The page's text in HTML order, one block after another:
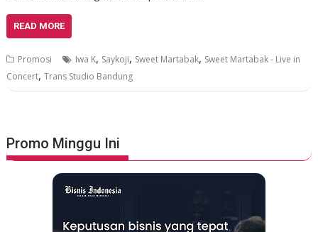
READ MORE
Promosi Iwa K, Saykoji, Sweet Martabak, Sweet Martabak - Live in
Concert,Trans Studio Bandung
Promo Minggu Ini